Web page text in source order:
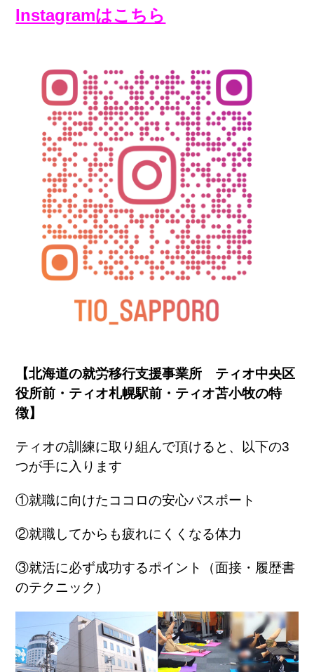
Instagramはこちら
【北海道の就労移行支援事業所 ティオ中央区
役所前・ティオ札幌駅前・ティオ苫小牧の特
徴】
ティオの訓練に取り組んで頂けると、以下の3
つが手に入ります
①就職に向けたココロの安心パスポート
②就職してからも疲れにくくなる体力
③就活に必ず成功するポイント（面接・履歴書
のテクニック）